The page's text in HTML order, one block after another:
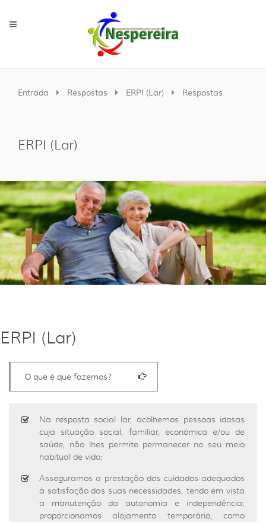
Entrada Respostas ERPI (Lar) Respostas
ERPI (Lar)
ERPI (Lar)
O que é que fazemos?
Na resposta social lar, acolhemos pessoas idosas
cuja situação social, familiar, económica e/ou de
saúde, não lhes permite permanecer no seu meio
habitual de vida;
Asseguramos a prestação dos cuidados adequados
à satisfação das suas necessidades, tendo em vista
a manutenção da autonomia e independência;
proporcionamos alojamento temporário, como